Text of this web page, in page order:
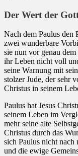
Der Wert der
Nach dem Paulus den
zwei wunderbare
sie nun vor genau
ihr Leben nicht voll
seine Warnung mit
stolzer Jude, der sehr
Christus in seinem
Paulus hat Jesus
seinem Leben im
mehr seine alte
Christus durch das
sich Paulus nicht nach
und die ewige